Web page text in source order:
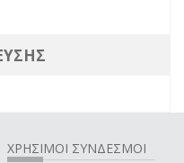
ΧΡΗΣΙΜΟΙ ΣΥΝΔΕΣΜΟΙ